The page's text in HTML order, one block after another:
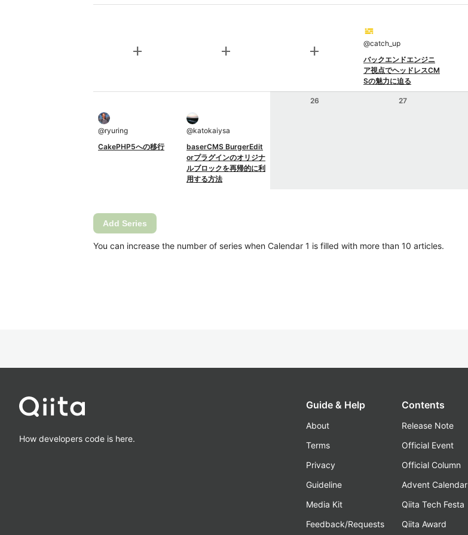
add add add @catch_up
バックエンドエンジニ
ア視点でヘッドレスCM
Sの魅力に迫る
@ryuring
CakePHP5への移行
@katokaiysa
baserCMS BurgerEdit
orプラグインのオリジナ
ルブロックを再帰的に利
用する方法
26 27
Add Series
You can increase the number of series when Calendar 1 is filled with more than 10 articles.
How developers code is here.
Guide & Help
About
Terms
Privacy
Guideline
Media Kit
Feedback/Requests
Contents
Release Note
Official Event
Official Column
Advent Calendar
Qiita Tech Festa
Qiita Award